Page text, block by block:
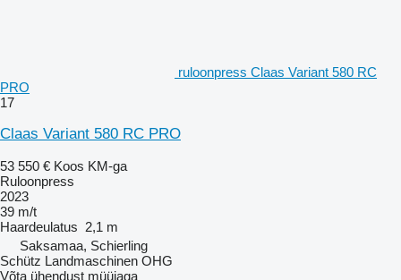
ruloonpress Claas Variant 580 RC
PRO
17
Claas Variant 580 RC PRO
53 550 € Koos KM-ga
Ruloonpress
2023
39 m/t
Haardeulatus 2,1 m
Saksamaa, Schierling
Schütz Landmaschinen OHG
Võta ühendust müüjaga